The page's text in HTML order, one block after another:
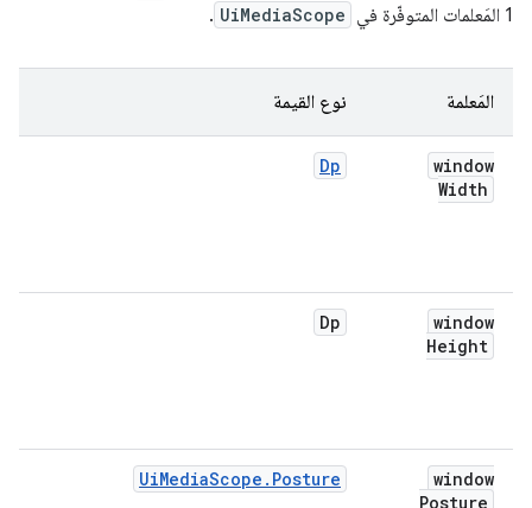
1 المَعلمات المتوفّرة في
UiMediaScope
.
المَعلمة نوع القيمة
window
Width
Dp
window
Height
Dp
window
Posture
UiMediaScope.Posture